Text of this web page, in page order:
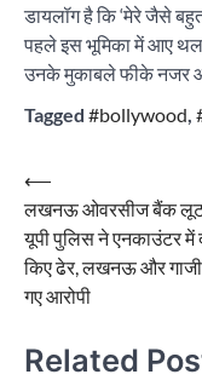
डायलॉग है कि ‘मेरे जैसे
पहले इस भूमिका में आए
उनके मुकाबले फीके नजर
Tagged #bollywood,
Post
navigation
⟵
लखनऊ ओवरसीज बैंक
यूपी पुलिस ने एनकाउंटर में
किए ढेर, लखनऊ और
गए आरोपी
Related